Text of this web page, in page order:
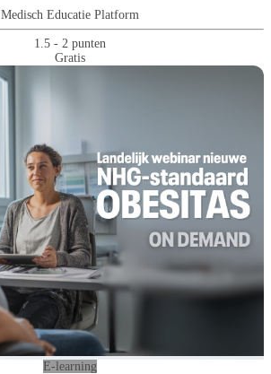
Medisch Educatie Platform
1.5 - 2 punten
Gratis
E-learning